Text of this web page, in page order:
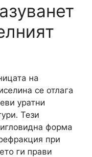
на
се отлага
уратни
Тези
форма
при
ги прави